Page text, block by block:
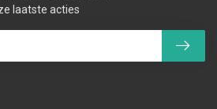
laatste acties